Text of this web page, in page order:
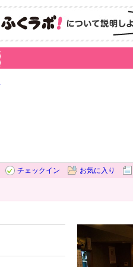
チェックイン お気に入り